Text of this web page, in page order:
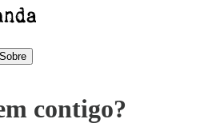
Sobre
contigo?